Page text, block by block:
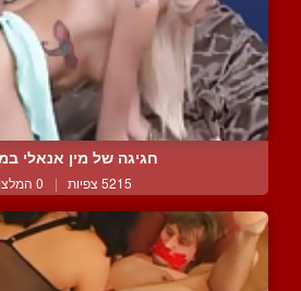
חגיגה של מין אנאלי
5215 צפיות | 0 המלצות